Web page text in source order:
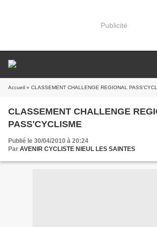
Publicité
Accueil » CLASSEMENT CHALLENGE REGIONAL
CLASSEMENT CHALLENGE
PASS'CYCLISME
Publié le 30/04/2010 à 20:24
Par AVENIR CYCLISTE NIEUL LES SAINTES